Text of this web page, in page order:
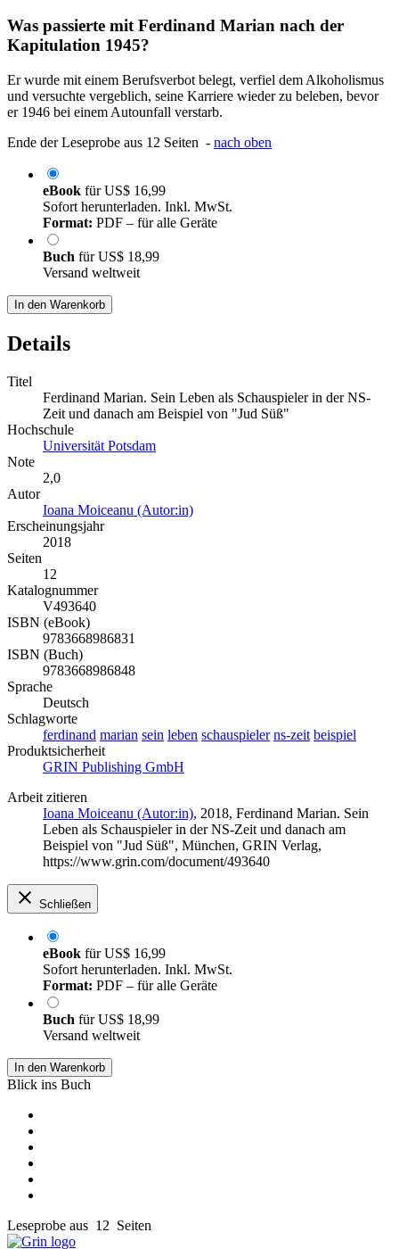
Was passierte mit Ferdinand Marian nach der
Kapitulation 1945?
Er wurde mit einem Berufsverbot belegt, verfiel dem Alkoholismus
und versuchte vergeblich, seine Karriere wieder zu beleben, bevor
er 1946 bei einem Autounfall verstarb.
Ende der Leseprobe aus 12 Seiten - nach oben
eBook fürUS$ 16,99
Sofort herunterladen. Inkl. MwSt.
Format: PDF – für alle Geräte
Buch fürUS$ 18,99
Versand weltweit
In den Warenkorb
Details
Titel
Ferdinand Marian. Sein Leben als Schauspieler in der NS-
Zeit und danach am Beispiel von "Jud Süß"
Hochschule
Universität Potsdam
Note
2,0
Autor
Ioana Moiceanu (Autor:in)
Erscheinungsjahr
2018
Seiten
12
Katalognummer
V493640
ISBN (eBook)
9783668986831
ISBN (Buch)
9783668986848
Sprache
Deutsch
Schlagworte
ferdinand marian sein leben schauspieler ns-zeit beispiel
Produktsicherheit
GRIN Publishing GmbH
Arbeit zitieren
Ioana Moiceanu (Autor:in), 2018, Ferdinand Marian. Sein
Leben als Schauspieler in der NS-Zeit und danach am
Beispiel von "Jud Süß", München, GRIN Verlag,
https://www.grin.com/document/493640
Schließen
eBook fürUS$ 16,99
Sofort herunterladen. Inkl. MwSt.
Format: PDF – für alle Geräte
Buch fürUS$ 18,99
Versand weltweit
In den Warenkorb
Blick ins Buch
Leseprobe aus 12 Seiten